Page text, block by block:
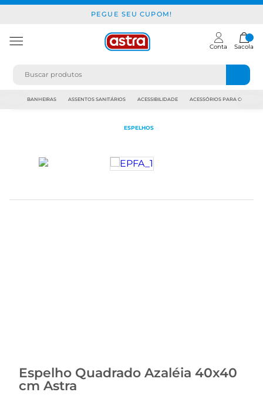
PEGUE SEU CUPOM!
Conta Sacola
BANHEIRAS ASSENTOS SANITÁRIOS ACESSIBILIDADE ACESSÓRIOS PARA
ESPELHOS
Espelho Quadrado Azaléia 40x40
cm Astra